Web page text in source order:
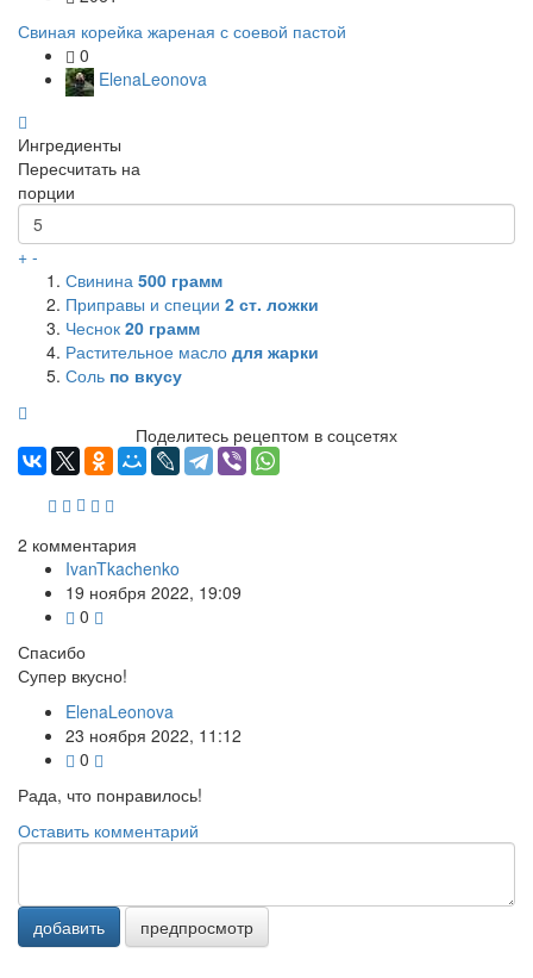
Свиная корейка жареная с соевой пастой
0
ElenaLeonova
Ингредиенты
Пересчитать на
порции
+ -
Свинина 500 грамм
Приправы и специи 2 ст. ложки
Чеснок 20 грамм
Растительное масло для жарки
Соль по вкусу
Поделитесь рецептом в соцсетях
2 комментария
IvanTkachenko
19 ноября 2022, 19:09
0
Спасибо
Супер вкусно!
ElenaLeonova
23 ноября 2022, 11:12
0
Рада, что понравилось!
Оставить комментарий
добавить предпросмотр